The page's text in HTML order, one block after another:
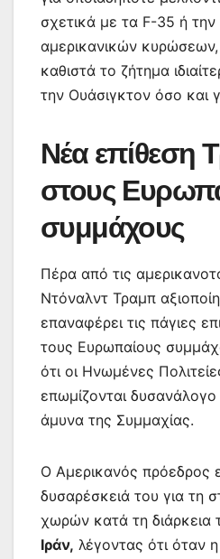
σχετικά με τα F-35 ή
αμερικανικών
καθιστά το ζήτημα
την Ουάσιγκτον όσο και
Νέα επίθεση
στους
συμμάχους
Πέρα από τις
Ντόναλντ Τραμπ
επαναφέρει τις πάγιες
τους Ευρωπαίους
ότι οι Ηνωμένες
επωμίζονται
άμυνα της Συμμαχίας.
Ο Αμερικανός πρόεδρος
δυσαρέσκειά του για τη
χωρών κατά τη διάρκεια
Ιράν, λέγοντας ότι όταν